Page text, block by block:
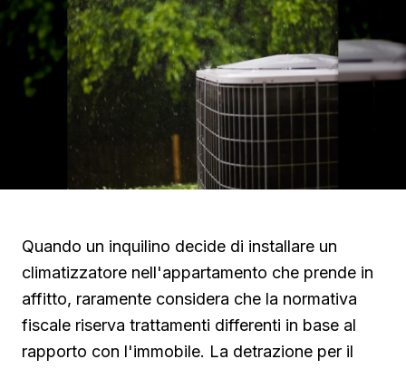
Quando un inquilino decide di installare un
climatizzatore nell'appartamento che prende in
affitto, raramente considera che la normativa
fiscale riserva trattamenti differenti in base al
rapporto con l'immobile. La detrazione per il